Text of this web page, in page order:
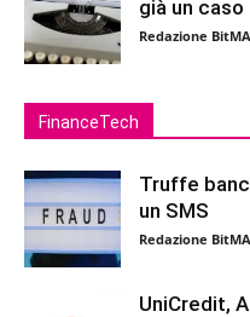
già un caso
Redazione
FinanceTech
Truffe
un SMS
Redazione
UniCredit,